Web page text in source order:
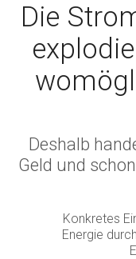
Die
Deshalb
Geld und
Konkretes
Energie